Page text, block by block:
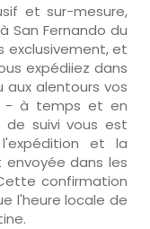
et sur-mesure,
San Fernando du
exclusivement, et
expédiiez dans
aux alentours vos
- à temps et en
de suivi vous est
et la
dans les
confirmation
l'heure locale de